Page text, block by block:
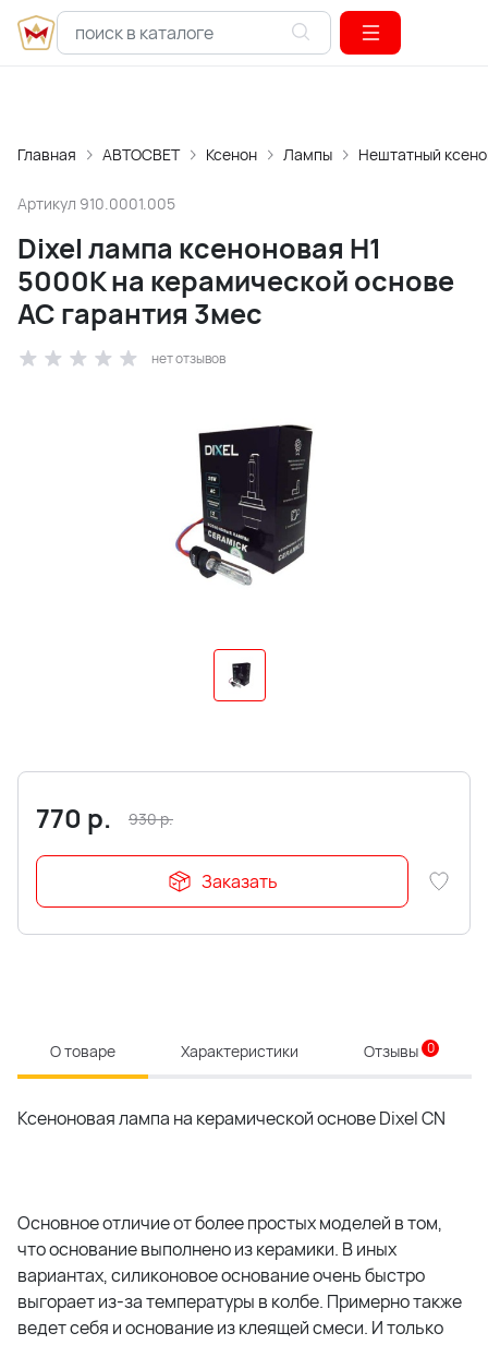
Главная АВТОСВЕТ Ксенон Лампы Нештатный
Артикул 910.0001.005
Dixel лампа ксеноновая H1
5000К на керамической основе
АС гарантия 3мес
нет отзывов
770 р. 930р.
Заказать
О товаре Характеристики Отзывы 0
Ксеноновая лампа на керамической основе Dixel CN
Основное отличие от более простых моделей в том,
что основание выполнено из керамики. В иных
вариантах, силиконовое основание очень быстро
выгорает из-за температуры в колбе. Примерно также
ведет себя и основание из клеящей смеси. И только